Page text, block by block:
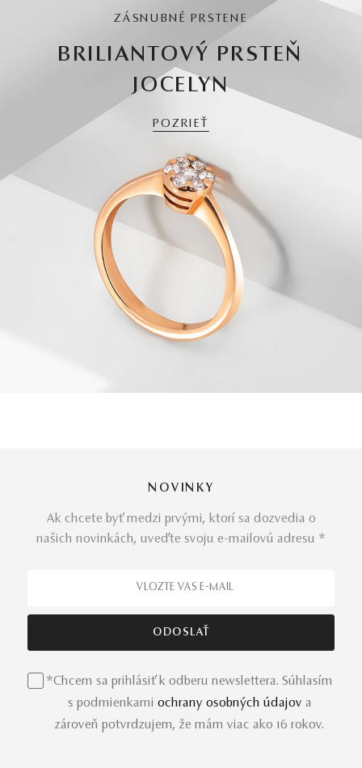
ZÁSNUBNÉ PRSTENE
BRILIANTOVÝ PRSTEŇ
JOCELYN
POZRIEŤ
NOVINKY
Ak chcete byť medzi prvými, ktorí sa dozvedia o
našich novinkách, uveďte svoju e-mailovú adresu *
*Chcem sa prihlásiť k odberu newslettera. Súhlasím
s podmienkami ochrany osobných údajov a
zároveň potvrdzujem, že mám viac ako 16 rokov.